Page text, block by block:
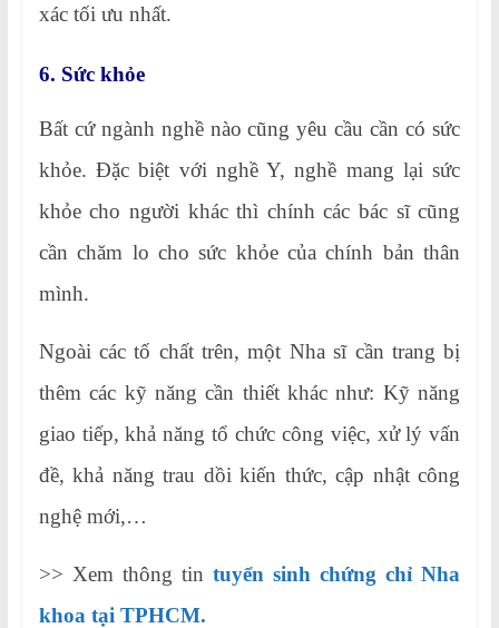
xác tối ưu nhất.
6. Sức khỏe
Bất cứ ngành nghề nào cũng yêu cầu cần có sức
khỏe. Đặc biệt với nghề Y, nghề mang lại sức
khỏe cho người khác thì chính các bác sĩ cũng
cần chăm lo cho sức khỏe của chính bản thân
mình.
Ngoài các tố chất trên, một Nha sĩ cần trang bị
thêm các kỹ năng cần thiết khác như: Kỹ năng
giao tiếp, khả năng tổ chức công việc, xử lý vấn
đề, khả năng trau dồi kiến thức, cập nhật công
nghệ mới,…
>> Xem thông tin tuyển sinh chứng chỉ Nha
khoa tại TPHCM.